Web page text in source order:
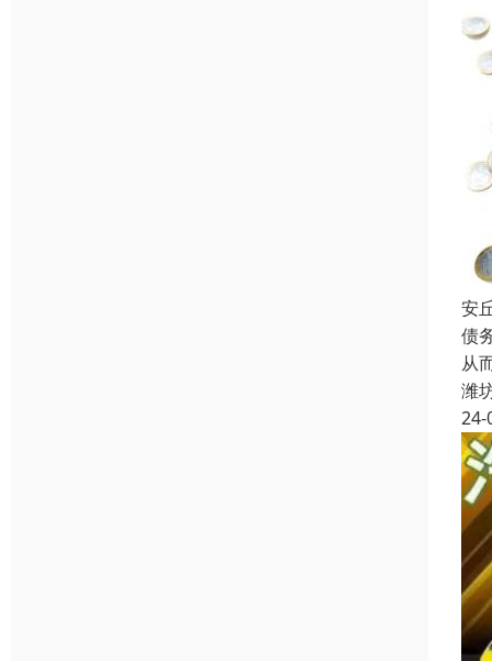
安
债
从
潍
24-